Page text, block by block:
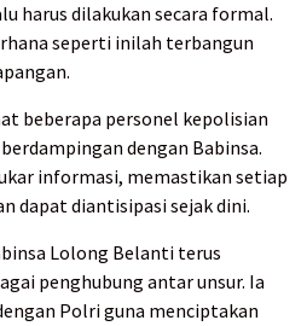
harus dilakukan secara formal.
seperti inilah terbangun
beberapa personel kepolisian
dengan Babinsa.
informasi, memastikan setiap
dapat diantisipasi sejak dini.
Lolong Belanti terus
penghubung antar unsur. Ia
Polri guna menciptakan